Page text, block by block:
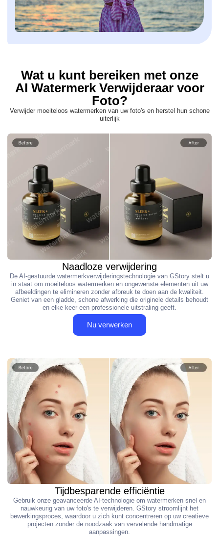
Wat u kunt bereiken met onze
AI Watermerk Verwijderaar voor
Foto?
Verwijder moeiteloos watermerken van uw foto's en herstel hun schone
uiterlijk
Naadloze verwijdering
De AI-gestuurde watermerkverwijderingstechnologie van GStory stelt u
in staat om moeiteloos watermerken en ongewenste elementen uit uw
afbeeldingen te elimineren zonder afbreuk te doen aan de kwaliteit.
Geniet van een gladde, schone afwerking die originele details behoudt
en elke keer een professionele uitstraling geeft.
Nu verwerken
Tijdbesparende efficiëntie
Gebruik onze geavanceerde AI-technologie om watermerken snel en
nauwkeurig van uw foto's te verwijderen. GStory stroomlijnt het
bewerkingsproces, waardoor u zich kunt concentreren op uw creatieve
projecten zonder de noodzaak van vervelende handmatige
aanpassingen.